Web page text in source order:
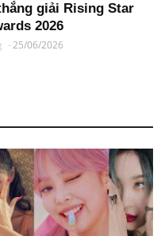
giải Rising Star
2026
-25/06/2026